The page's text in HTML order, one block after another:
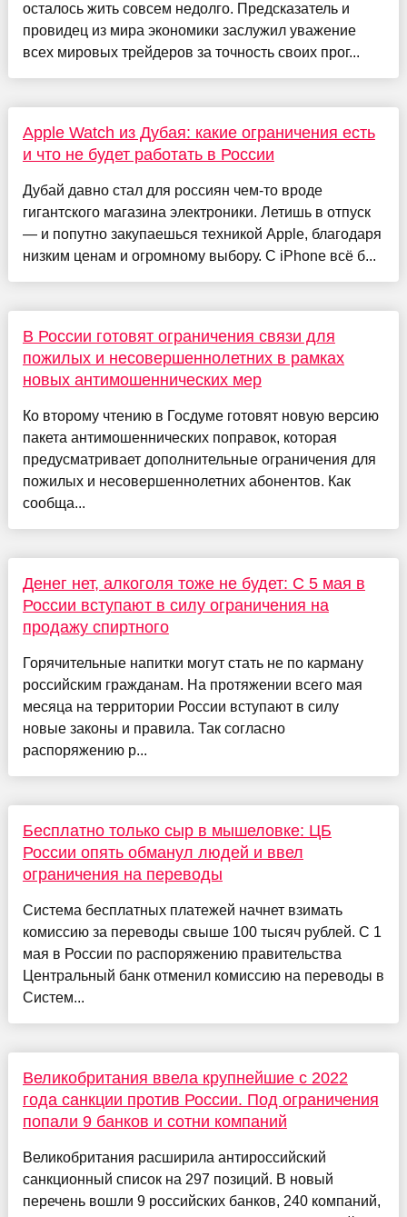
осталось жить совсем недолго. Предсказатель и
провидец из мира экономики заслужил уважение
всех мировых трейдеров за точность своих прог...
Apple Watch из Дубая: какие ограничения есть
и что не будет работать в России
Дубай давно стал для россиян чем-то вроде
гигантского магазина электроники. Летишь в отпуск
— и попутно закупаешься техникой Apple, благодаря
низким ценам и огромному выбору. С iPhone всё б...
В России готовят ограничения связи для
пожилых и несовершеннолетних в рамках
новых антимошеннических мер
Ко второму чтению в Госдуме готовят новую версию
пакета антимошеннических поправок, которая
предусматривает дополнительные ограничения для
пожилых и несовершеннолетних абонентов. Как
сообща...
Денег нет, алкоголя тоже не будет: С 5 мая в
России вступают в силу ограничения на
продажу спиртного
Горячительные напитки могут стать не по карману
российским гражданам. На протяжении всего мая
месяца на территории России вступают в силу
новые законы и правила. Так согласно
распоряжению р...
Бесплатно только сыр в мышеловке: ЦБ
России опять обманул людей и ввел
ограничения на переводы
Система бесплатных платежей начнет взимать
комиссию за переводы свыше 100 тысяч рублей. С 1
мая в России по распоряжению правительства
Центральный банк отменил комиссию на переводы в
Систем...
Великобритания ввела крупнейшие с 2022
года санкции против России. Под ограничения
попали 9 банков и сотни компаний
Великобритания расширила антироссийский
санкционный список на 297 позиций. В новый
перечень вошли 9 российских банков, 240 компаний,